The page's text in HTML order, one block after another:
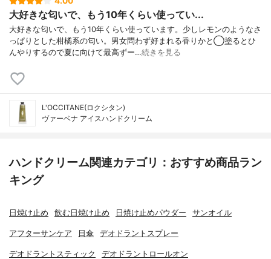
大好きな匂いで、もう10年くらい使ってい...
大好きな匂いで、もう10年くらい使っています。少しレモンのようなさ
っぱりとした柑橘系の匂い。男女問わず好まれる香りかと◯塗るとひ
んやりするので夏に向けて最高ずー…続きを見る
L'OCCITANE(ロクシタン)
ヴァーベナ アイスハンドクリーム
ハンドクリーム関連カテゴリ：おすすめ商品ラン
キング
日焼け止め 飲む日焼け止め 日焼け止めパウダー サンオイル
アフターサンケア 日傘 デオドラントスプレー
デオドラントスティック デオドラントロールオン